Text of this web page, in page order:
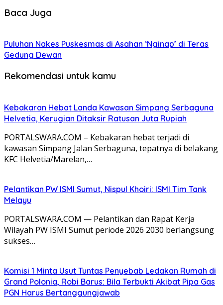
Baca Juga
Puluhan Nakes Puskesmas di Asahan ‘Nginap’ di Teras
Gedung Dewan
Rekomendasi untuk kamu
Kebakaran Hebat Landa Kawasan Simpang Serbaguna
Helvetia, Kerugian Ditaksir Ratusan Juta Rupiah
PORTALSWARA.COM – Kebakaran hebat terjadi di
kawasan Simpang Jalan Serbaguna, tepatnya di belakang
KFC Helvetia/Marelan,…
Pelantikan PW ISMI Sumut, Nispul Khoiri: ISMI Tim Tank
Melayu
PORTALSWARA.COM — Pelantikan dan Rapat Kerja
Wilayah PW ISMI Sumut periode 2026 2030 berlangsung
sukses…
Komisi 1 Minta Usut Tuntas Penyebab Ledakan Rumah di
Grand Polonia, Robi Barus: Bila Terbukti Akibat Pipa Gas
PGN Harus Bertanggungjawab